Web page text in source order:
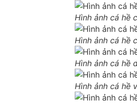
Hình ảnh cá hề
Hình ảnh cá hề
Hình ảnh cá hề
Hình ảnh cá hề